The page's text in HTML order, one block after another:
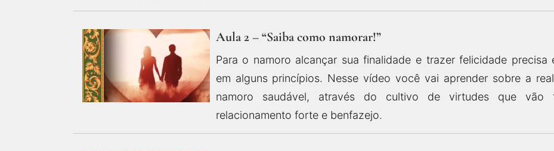
Aula 2 – “Saiba como namorar!”
Para o namoro alcançar sua finalidade e trazer felicidade precisa
em alguns princípios. Nesse vídeo você vai aprender sobre a
namoro saudável, através do cultivo de virtudes que vão
relacionamento forte e benfazejo.